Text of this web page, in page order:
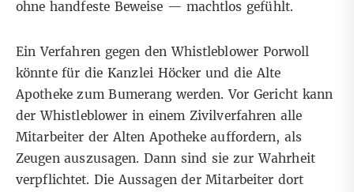
ohne handfeste Beweise — machtlos gefühlt.
Ein Verfahren gegen den Whistleblower Porwoll
könnte für die Kanzlei Höcker und die Alte
Apotheke zum Bumerang werden. Vor Gericht kann
der Whistleblower in einem Zivilverfahren alle
Mitarbeiter der Alten Apotheke auffordern, als
Zeugen auszusagen. Dann sind sie zur Wahrheit
verpflichtet. Die Aussagen der Mitarbeiter dort